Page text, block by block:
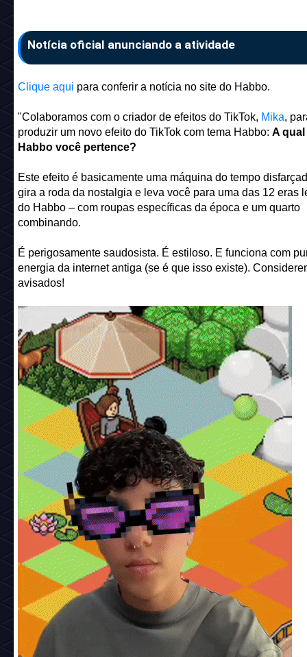
Notícia oficial anunciando a atividade
Clique aqui para conferir a notícia no site do Habbo.
"Colaboramos com o criador de efeitos do TikTok, Mika,
produzir um novo efeito do TikTok com tema Habbo: A
Habbo você pertence?
Este efeito é basicamente uma máquina do tempo
gira a roda da nostalgia e leva você para uma das 12 eras
do Habbo – com roupas específicas da época e um quarto
combinando.
É perigosamente saudosista. É estiloso. E funciona com
energia da internet antiga (se é que isso existe).
avisados!